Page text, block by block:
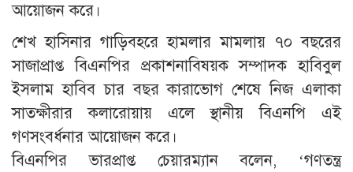
আয়োজন করে।
শেখ হাসিনার গাড়িবহরে হামলার মামলায় ৭০ বছরের
সাজাপ্রাপ্ত বিএনপির প্রকাশনাবিষয়ক সম্পাদক হাবিবুল
ইসলাম হাবিব চার বছর কারাভোগ শেষে নিজ এলাকা
সাতক্ষীরার কলারোয়ায় এলে স্থানীয় বিএনপি এই
গণসংবর্ধনার আয়োজন করে।
বিএনপির ভারপ্রাপ্ত চেয়ারম্যান বলেন, ‘গণতন্ত্র